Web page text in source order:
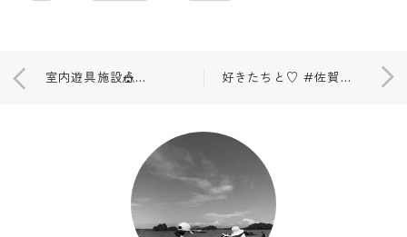
室内遊具施設🎪メリッタキッズ 好きたちと♡ #佐賀カフェ